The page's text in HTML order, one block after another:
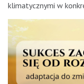
klimatycznymi w